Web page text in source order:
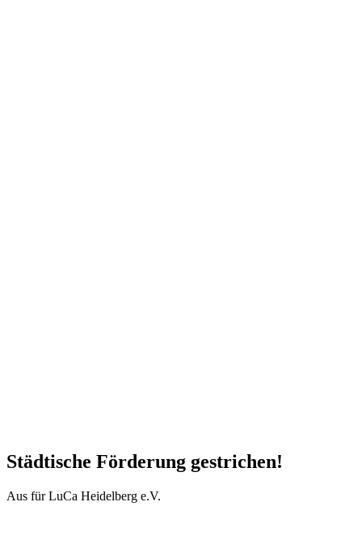
Städtische Förderung gestrichen!
Aus für LuCa Heidelberg e.V.